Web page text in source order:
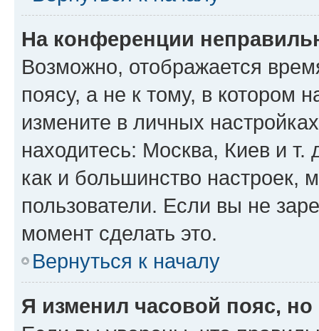
На конференции
Возможно, отображается
поясу, а не к тому, в котором
измените в личных
находитесь: Москва, Киев и т.
как и большинство настроек,
пользователи. Если вы не
момент сделать это.
Вернуться к началу
Я изменил часовой пояс,